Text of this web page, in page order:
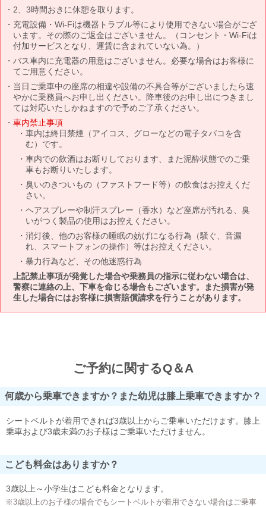
2、3時間おきに休憩を取ります。
充電設備・Wi-Fiは機器トラブル等により使用できない場合がござ
います。その際のご返金はございません。（コンセント・Wi-Fiは
付加サービスとなり、運賃に含まれていない為。）
バス車内に充電器の用意はございません。必要な場合はお客様に
てご用意ください。
当日ご乗車中の座席の相違や設備の不具合等がございましたら速
やかに乗務員へお申し出ください。降車後のお申し出につきまし
ては対応いたしかねますので予めご了承ください。
車内禁止事項
車内は終日禁煙（アイコス、グローなどの電子タバコを含
む）です。
車内での飲酒はお断りしております、また泥酔状態でのご乗
車もお断りいたします。
臭いのきついもの（ファストフード等）の飲食はお控えくだ
さい。
ヘアスプレーや制汗スプレー（香水）など座席が汚れる、臭
いがつく製品の使用はお控えください。
消灯後、他のお客様の睡眠の妨げになる行為（騒ぐ、音漏
れ、スマートフォンの操作）等はお控えください。
暴力行為など、その他迷惑行為
上記禁止事項が発覚した場合や乗務員の指示に従わない場合は、
警察に連絡の上、下車を命じる場合もございます。また損害が発
生した場合にはお客様に損害賠償請求を行うことがあります。
ご予約に関するQ＆A
何歳から乗車できますか？また幼児は膝上乗車できますか？
シートベルトが着用できれば3歳以上からご乗車いただけます。膝上
乗車および3歳未満のお子様はご乗車いただけません。
こども料金はありますか？
3歳以上～小学生はこども料金となります。
※3歳以上のお子様の場合でもシートベルトが着用できない場合はご乗車